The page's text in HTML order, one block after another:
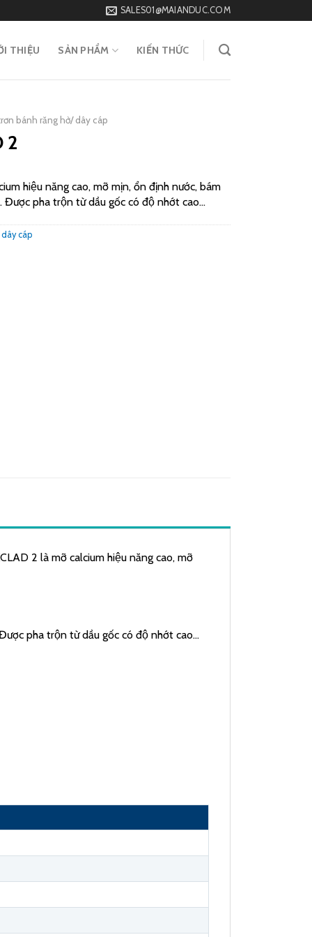
SALES01@MAIANDUC.COM
THIỆU SẢN PHẨM KIẾN THỨC
bánh răng hở/ dây cáp
2
hiệu năng cao, mỡ mịn, ổn định nước, bám
pha trộn từ dầu gốc có độ nhớt cao…
cáp
2 là mỡ calcium hiệu năng cao, mỡ
pha trộn từ dầu gốc có độ nhớt cao…